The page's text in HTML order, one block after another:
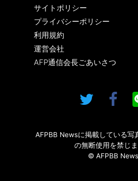
サイトポリシー
プライバシーポリシー
利用規約
運営会社
AFP通信会長ごあいさつ
AFPBB Newsに掲載している写
の無断使用を禁じま
© AFPBB News